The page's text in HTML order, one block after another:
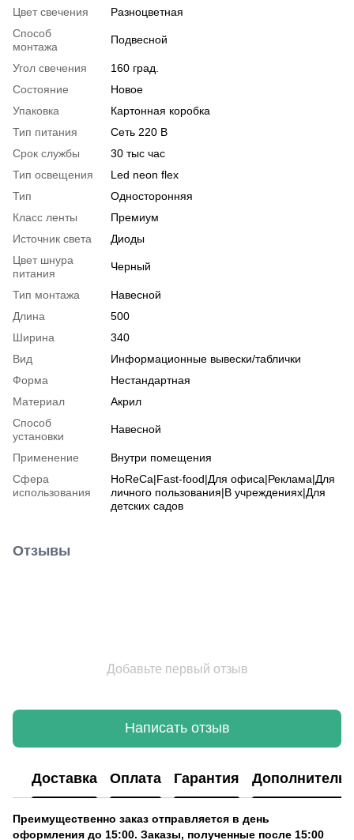
Цвет свечения
Разноцветная
Способ
монтажа
Подвесной
Угол свечения
160 град.
Состояние
Новое
Упаковка
Картонная коробка
Тип питания
Сеть 220 В
Срок службы
30 тыс час
Тип освещения
Led neon flex
Тип
Односторонняя
Класс ленты
Премиум
Источник света
Диоды
Цвет шнура
питания
Черный
Тип монтажа
Навесной
Длина
500
Ширина
340
Вид
Информационные вывески/таблички
Форма
Нестандартная
Материал
Акрил
Способ
установки
Навесной
Применение
Внутри помещения
Сфера
использования
HoReCa|Fast-food|Для офиса|Реклама|Для
личного пользования|В учреждениях|Для
детских садов
Отзывы
Добавьте первый отзыв
Написать отзыв
Доставка Оплата Гарантия
Преимущественно заказ отправляется в день
оформления до 15:00. Заказы, полученные после 15:00